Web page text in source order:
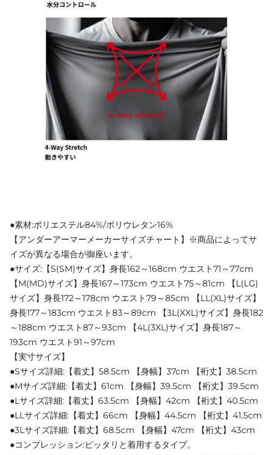
●素材:ポリエステル84%/ポリウレタン16%
【アンダーアーマーメーカーサイズチャート】※商品によってサ
イズが異なる場合が御座います。
●サイズ:【S(SM)サイズ】身長162～168cm ウエスト71～77cm
【M(MD)サイズ】身長167～173cm ウエスト75～81cm 【L(LG)
サイズ】身長172～178cm ウエスト79～85cm 【LL(XL)サイズ】
身長177～183cm ウエスト83～89cm 【3L(XXL)サイズ】身長182
～188cm ウエスト87～93cm 【4L(3XL)サイズ】身長187～
193cm ウエスト91～97cm
【実寸サイズ】
●Sサイズ詳細:【着丈】58.5cm 【身幅】37cm 【裄丈】38.5cm
●Mサイズ詳細:【着丈】61cm 【身幅】39.5cm 【裄丈】39.5cm
●Lサイズ詳細:【着丈】63.5cm 【身幅】42cm 【裄丈】40.5cm
●LLサイズ詳細:【着丈】66cm 【身幅】44.5cm 【裄丈】41.5cm
●3Lサイズ詳細:【着丈】68.5cm 【身幅】47cm 【裄丈】43cm
●コンプレッション:ピッタリと着用するタイプ。